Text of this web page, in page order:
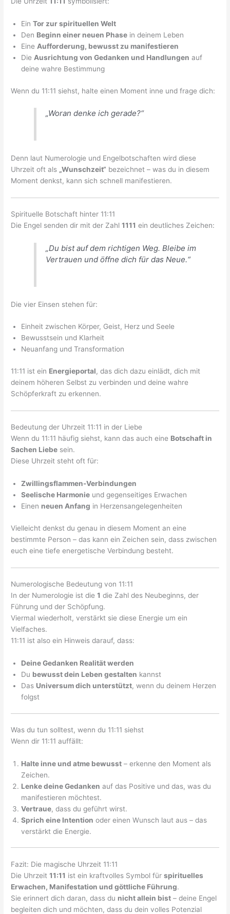
EinTor zur spirituellen Welt
Den Beginn einer neuen Phase in deinem Leben
EineAufforderung, bewusst zu manifestieren
DieAusrichtung von Gedanken und Handlungen auf
deine wahre Bestimmung
Wenn du 11:11 siehst, halte einen Moment inne und frage dich:
„Woran denke ich gerade?“
Denn laut Numerologie und Engelbotschaften wird diese
Uhrzeit oft als „Wunschzeit“ bezeichnet – was du in diesem
Moment denkst, kann sich schnell manifestieren.
Spirituelle Botschaft hinter 11:11
Die Engel senden dir mit der Zahl1111 ein deutliches Zeichen:
„Du bist auf dem richtigen Weg. Bleibe im
Vertrauen und öffne dich für das Neue.“
Die vier Einsen stehen für:
Einheit zwischen Körper, Geist, Herz und Seele
Bewusstsein und Klarheit
Neuanfang und Transformation
11:11 ist ein Energieportal, das dich dazu einlädt, dich mit
deinem höheren Selbst zu verbinden und deine wahre
Schöpferkraft zu erkennen.
Bedeutung der Uhrzeit 11:11 in der Liebe
Wenn du 11:11 häufig siehst, kann das auch eine Botschaft in
Sachen Liebe sein.
Diese Uhrzeit steht oft für:
Zwillingsflammen-Verbindungen
Seelische Harmonie und gegenseitiges Erwachen
Einen neuen Anfang in Herzensangelegenheiten
Vielleicht denkst du genau in diesem Moment an eine
bestimmte Person – das kann ein Zeichen sein, dass zwischen
euch eine tiefe energetische Verbindung besteht.
Numerologische Bedeutung von 11:11
In der Numerologie ist die1 die Zahl des Neubeginns, der
Führung und der Schöpfung.
Viermal wiederholt, verstärkt sie diese Energie um ein
Vielfaches.
11:11 ist also ein Hinweis darauf, dass:
Deine Gedanken Realität werden
Du bewusst dein Leben gestalten kannst
Das Universum dich unterstützt, wenn du deinem Herzen
folgst
Was du tun solltest, wenn du 11:11 siehst
Wenn dir 11:11 auffällt:
Halte inne und atme bewusst – erkenne den Moment als
Zeichen.
Lenke deine Gedanken auf das Positive und das, was du
manifestieren möchtest.
Vertraue, dass du geführt wirst.
Sprich eine Intention oder einen Wunsch laut aus – das
verstärkt die Energie.
Fazit: Die magische Uhrzeit 11:11
Die Uhrzeit11:11 ist ein kraftvolles Symbol fürspirituelles
Erwachen, Manifestation und göttliche Führung.
Sie erinnert dich daran, dass du nicht allein bist – deine Engel
begleiten dich und möchten, dass du dein volles Potenzial